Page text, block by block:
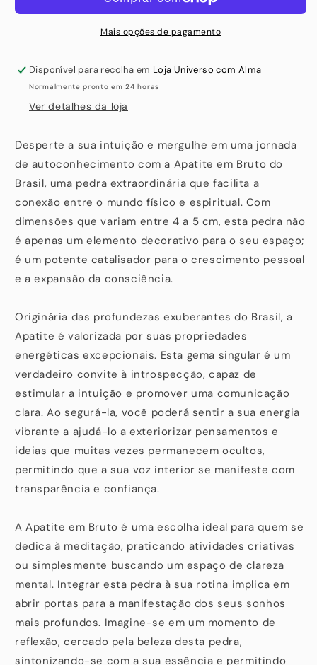
Mais opções de pagamento
Disponível para recolha em Loja Universo com Alma
Normalmente pronto em 24 horas
Ver detalhes da loja
Desperte a sua intuição e mergulhe em uma jornada
de autoconhecimento com a Apatite em Bruto do
Brasil, uma pedra extraordinária que facilita a
conexão entre o mundo físico e espiritual. Com
dimensões que variam entre 4 a 5 cm, esta pedra não
é apenas um elemento decorativo para o seu espaço;
é um potente catalisador para o crescimento pessoal
e a expansão da consciência.
Originária das profundezas exuberantes do Brasil, a
Apatite é valorizada por suas propriedades
energéticas excepcionais. Esta gema singular é um
verdadeiro convite à introspecção, capaz de
estimular a intuição e promover uma comunicação
clara. Ao segurá-la, você poderá sentir a sua energia
vibrante a ajudá-lo a exteriorizar pensamentos e
ideias que muitas vezes permanecem ocultos,
permitindo que a sua voz interior se manifeste com
transparência e confiança.
A Apatite em Bruto é uma escolha ideal para quem se
dedica à meditação, praticando atividades criativas
ou simplesmente buscando um espaço de clareza
mental. Integrar esta pedra à sua rotina implica em
abrir portas para a manifestação dos seus sonhos
mais profundos. Imagine-se em um momento de
reflexão, cercado pela beleza desta pedra,
sintonizando-se com a sua essência e permitindo